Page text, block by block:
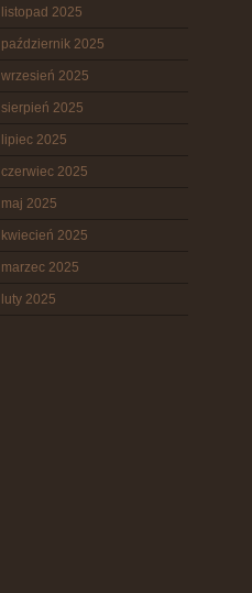
listopad 2025
październik 2025
wrzesień 2025
sierpień 2025
lipiec 2025
czerwiec 2025
maj 2025
kwiecień 2025
marzec 2025
luty 2025